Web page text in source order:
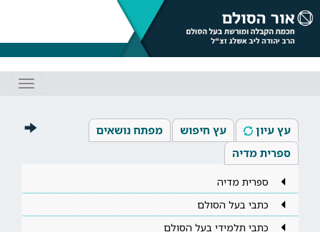
עץ עיון עץ חיפוש
מפתח נושאים
ספרית מדיה
ספרית מדיה
כתבי בעל הסולם
כתבי תלמידי בעל הסולם